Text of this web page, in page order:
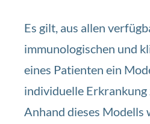
Es gilt, aus allen
immunologischen und
eines Patienten ein
individuelle Erkrankung
Anhand dieses Modells